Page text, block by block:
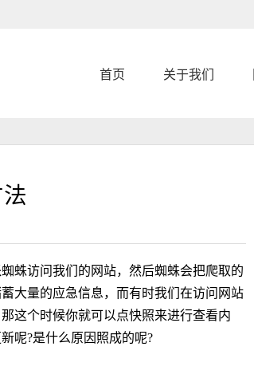
首页 关于我们
蛛访问我们的网站，然后蜘蛛会把爬取的
大量的应急信息，而有时我们在访问网站
这个时候你就可以点快照来进行查看内
呢?是什么原因照成的呢?